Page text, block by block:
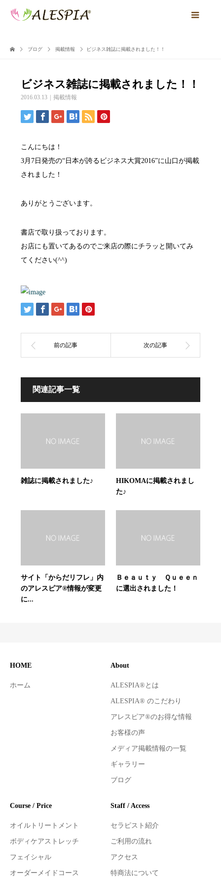
ブログ 掲載情報 ビジネス雑誌に掲載されました！！
ビジネス雑誌に掲載されました！！
2016.03.13 掲載情報
こんにちは！
3月7日発売の“日本が誇るビジネス大賞2016”に山口が掲載
されました！
ありがとうございます。
書店で取り扱っております。
お店にも置いてあるのでご来店の際にチラッと開いてみ
てください(^^)
関連記事一覧
雑誌に掲載されました♪
HIKOMAに掲載されまし
た♪
サイト「からだリフレ」内
のアレスピア®情報が変更
に...
Ｂｅａｕｔｙ Ｑｕｅｅｎ
に選出されました！
HOME
ホーム
About
ALESPIA®とは
ALESPIA® のこだわり
アレスピア®のお得な情報
お客様の声
メディア掲載情報の一覧
ギャラリー
ブログ
Course / Price
オイルトリートメント
ボディケアストレッチ
フェイシャル
オーダーメイドコース
Staff / Access
セラピスト紹介
ご利用の流れ
アクセス
特商法について